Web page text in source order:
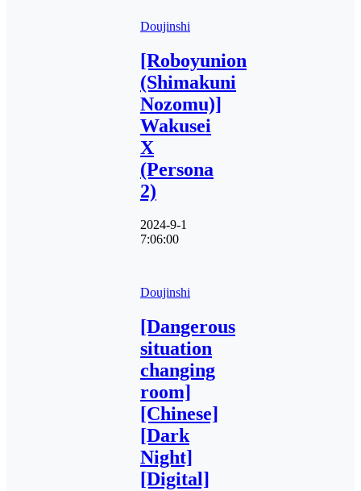
Doujinshi
[Roboyunion
(Shimakuni
Nozomu)]
Wakusei
X
(Persona
2)
2024-9-1
7:06:00
Doujinshi
[Dangerous
situation
changing
room]
[Chinese]
[Dark
Night]
[Digital]